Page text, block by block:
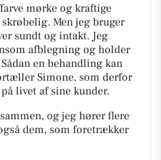
mørke og kraftige
Men jeg bruger
sundt og intakt. Jeg
afblegning og holder
en behandling kan
Simone, som derfor
livet af sine kunder.
og jeg hører flere
dem, som foretrækker